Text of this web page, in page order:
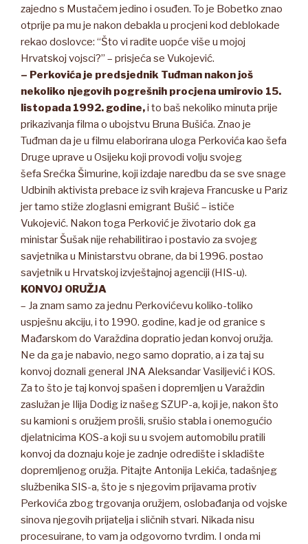
zajedno s Mustačem jedino i osuđen. To je Bobetko znao
otprije pa mu je nakon debakla u procjeni kod deblokade
rekao doslovce: “Što vi radite uopće više u mojoj
Hrvatskoj vojsci?” – prisjeća se Vukojević.
– Perkovića je predsjednik Tuđman nakon još
nekoliko njegovih pogrešnih procjena umirovio 15.
listopada 1992. godine,i to baš nekoliko minuta prije
prikazivanja filma o ubojstvu Bruna Bušića. Znao je
Tuđman da je u filmu elaborirana uloga Perkovića kao šefa
Druge uprave u Osijeku koji provodi volju svojeg
šefa Srećka Šimurine, koji izdaje naredbu da se sve snage
Udbinih aktivista prebace iz svih krajeva Francuske u Pariz
jer tamo stiže zloglasni emigrant Bušić – ističe
Vukojević. Nakon toga Perković je životario dok ga
ministar Šušak nije rehabilitirao i postavio za svojeg
savjetnika u Ministarstvu obrane, da bi 1996. postao
savjetnik u Hrvatskoj izvještajnoj agenciji (HIS-u).
KONVOJ ORUŽJA
– Ja znam samo za jednu Perkovićevu koliko-toliko
uspješnu akciju, i to 1990. godine, kad je od granice s
Mađarskom do Varaždina dopratio jedan konvoj oružja.
Ne da ga je nabavio, nego samo dopratio, a i za taj su
konvoj doznali general JNA Aleksandar Vasiljević i KOS.
Za to što je taj konvoj spašen i dopremljen u Varaždin
zaslužan je Ilija Dodig iz našeg SZUP-a, koji je, nakon što
su kamioni s oružjem prošli, srušio stabla i onemogućio
djelatnicima KOS-a koji su u svojem automobilu pratili
konvoj da doznaju koje je zadnje odredište i skladište
dopremljenog oružja. Pitajte Antonija Lekića, tadašnjeg
službenika SIS-a, što je s njegovim prijavama protiv
Perkovića zbog trgovanja oružjem, oslobađanja od vojske
sinova njegovih prijatelja i sličnih stvari. Nikada nisu
procesuirane, to vam ja odgovorno tvrdim. I onda mi